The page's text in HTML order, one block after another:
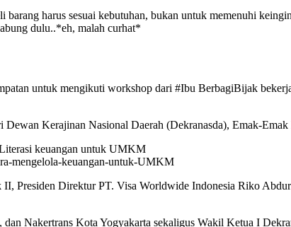
harus sesuai kebutuhan, bukan untuk memenuhi
dulu..*eh, malah curhat*
untuk mengikuti workshop dari #Ibu BerbagiBijak
Dewan Kerajinan Nasional Daerah (Dekranasda), Emak-
mengelola-keuangan-untuk-UMKM
Presiden Direktur PT. Visa Worldwide Indonesia Riko
Nakertrans Kota Yogyakarta sekaligus Wakil Ketua I